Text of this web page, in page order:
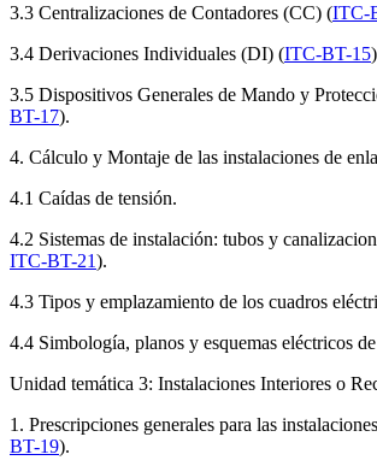
3.3 Centralizaciones de Contadores (CC) (ITC-
3.4 Derivaciones Individuales (DI) (ITC-BT-15
3.5 Dispositivos Generales de Mando y
BT-17).
4. Cálculo y Montaje de las instalaciones de
4.1 Caídas de tensión.
4.2 Sistemas de instalación: tubos y
ITC-BT-21).
4.3 Tipos y emplazamiento de los cuadros
4.4 Simbología, planos y esquemas eléctricos
Unidad temática 3: Instalaciones Interiores o
1. Prescripciones generales para las
BT-19).